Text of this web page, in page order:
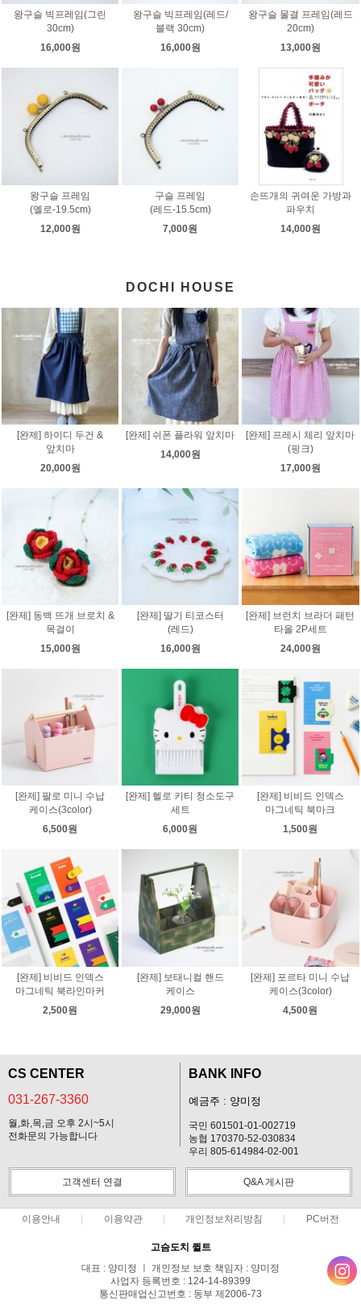
왕구슬 빅프레임(그린
30cm)
16,000원
왕구슬 빅프레임(레드/
블랙 30cm)
16,000원
왕구슬 물결 프레임(레드
20cm)
13,000원
왕구슬 프레임
(옐로-19.5cm)
12,000원
구슬 프레임
(레드-15.5cm)
7,000원
손뜨개의 귀여운 가방과
파우치
14,000원
DOCHI HOUSE
[완제] 하이디 두건 &
앞치마
20,000원
[완제] 쉬폰 플라워 앞치마
14,000원
[완제] 프레시 체리 앞치마
(핑크)
17,000원
[완제] 동백 뜨개 브로치 &
목걸이
15,000원
[완제] 딸기 티코스터
(레드)
16,000원
[완제] 브런치 브라더 패턴
타올 2P세트
24,000원
[완제] 팔로 미니 수납
케이스(3color)
6,500원
[완제] 헬로 키티 청소도구
세트
6,000원
[완제] 비비드 인덱스
마그네틱 북마크
1,500원
[완제] 비비드 인덱스
마그네틱 북라인마커
2,500원
[완제] 보태니컬 핸드
케이스
29,000원
[완제] 포르타 미니 수납
케이스(3color)
4,500원
CS CENTER
031-267-3360
월,화,목,금 오후 2시~5시
전화문의 가능합니다
BANK INFO
예금주 : 양미정
국민 601501-01-002719
농협 170370-52-030834
우리 805-614984-02-001
고객센터 연결 Q&A 게시판
이용안내 이용약관 개인정보처리방침 PC버전
고슴도치 퀼트
대표 : 양미정 ㅣ 개인정보 보호 책임자 : 양미정
사업자 등록번호 : 124-14-89399
통신판매업신고번호 : 동부 제2006-73